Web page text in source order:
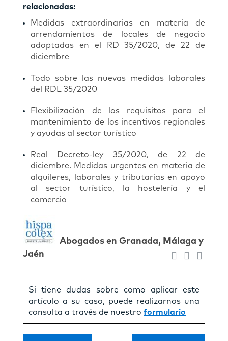
relacionadas:
Medidas extraordinarias en materia de
arrendamientos de locales de negocio
adoptadas en el RD 35/2020, de 22 de
diciembre
Todo sobre las nuevas medidas laborales
del RDL 35/2020
Flexibilización de los requisitos para el
mantenimiento de los incentivos regionales
y ayudas al sector turístico
Real Decreto-ley 35/2020, de 22 de
diciembre. Medidas urgentes en materia de
alquileres, laborales y tributarias en apoyo
al sector turístico, la hostelería y el
comercio
Abogados en Granada, Málaga y
Jaén
Si tiene dudas sobre como aplicar este
artículo a su caso, puede realizarnos una
consulta a través de nuestro formulario